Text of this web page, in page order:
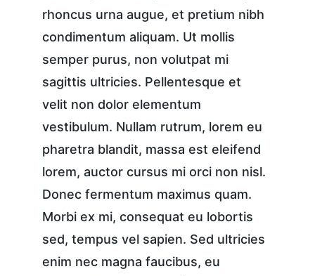
rhoncus urna augue, et pretium nibh
condimentum aliquam. Ut mollis
semper purus, non volutpat mi
sagittis ultricies. Pellentesque et
velit non dolor elementum
vestibulum. Nullam rutrum, lorem eu
pharetra blandit, massa est eleifend
lorem, auctor cursus mi orci non nisl.
Donec fermentum maximus quam.
Morbi ex mi, consequat eu lobortis
sed, tempus vel sapien. Sed ultricies
enim nec magna faucibus, eu